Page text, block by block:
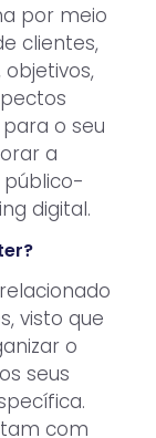
por meio
clientes,
o seu
a
digital.
visto que
o
seus
com